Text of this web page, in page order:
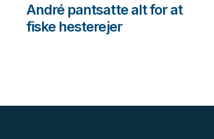
André pantsatte alt for at
fiske hesterejer